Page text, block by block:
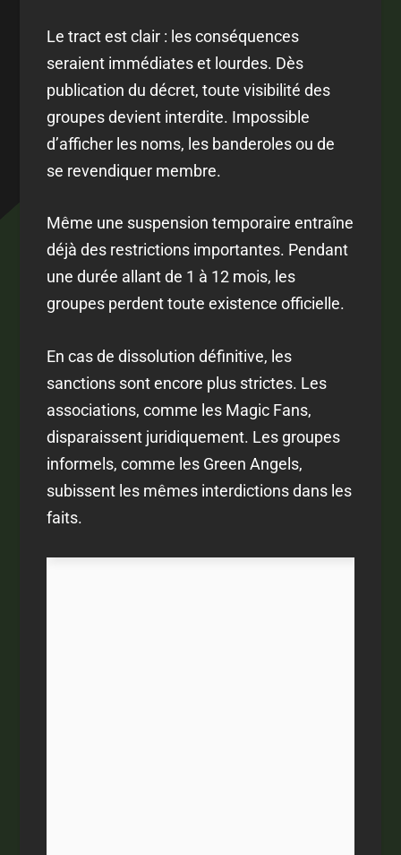
Le tract est clair : les conséquences
seraient immédiates et lourdes. Dès
publication du décret, toute visibilité des
groupes devient interdite. Impossible
d’afficher les noms, les banderoles ou de
se revendiquer membre.
Même une suspension temporaire entraîne
déjà des restrictions importantes. Pendant
une durée allant de 1 à 12 mois, les
groupes perdent toute existence officielle.
En cas de dissolution définitive, les
sanctions sont encore plus strictes. Les
associations, comme les Magic Fans,
disparaissent juridiquement. Les groupes
informels, comme les Green Angels,
subissent les mêmes interdictions dans les
faits.